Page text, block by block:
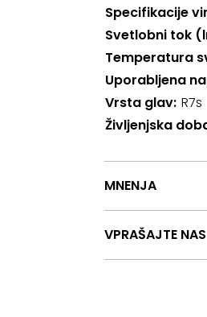
Specifikacije
Svetlobni tok
Temperatura
Uporabljena
Vrsta glav R7s
Življenjska
MNENJA
VPRAŠAJTE NAS